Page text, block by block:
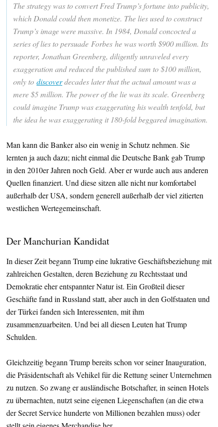
The strategy was to convert Fred Trump’s fortune into publicity,
which Donald could then monetize. The lies used to construct
Trump’s image were massive. In 1984, Donald concocted a
series of lies to persuade Forbes he was worth $900 million. Its
reporter, Jonathan Greenberg, diligently unraveled every
exaggeration and reduced the published sum to $100 million,
only to discoverdecades later that the actual amount was a
mere $5 million. The power of the lie was its scale. Greenberg
could imagine Trump was exaggerating his wealth tenfold, but
the idea he was exaggerating it 180-fold beggared imagination.
Man kann die Banker also ein wenig in Schutz nehmen. Sie
lernten ja auch dazu; nicht einmal die Deutsche Bank gab Trump
in den 2010er Jahren noch Geld. Aber er wurde auch aus anderen
Quellen finanziert. Und diese sitzen alle nicht nur komfortabel
außerhalb der USA, sondern generell außerhalb der viel zitierten
westlichen Wertegemeinschaft.
Der Manchurian Kandidat
In dieser Zeit begann Trump eine lukrative Geschäftsbeziehung mit
zahlreichen Gestalten, deren Beziehung zu Rechtsstaat und
Demokratie eher entspannter Natur ist. Ein Großteil dieser
Geschäfte fand in Russland statt, aber auch in den Golfstaaten und
der Türkei fanden sich Interessenten, mit ihm
zusammenzuarbeiten. Und bei all diesen Leuten hat Trump
Schulden.
Gleichzeitig begann Trump bereits schon vor seiner Inauguration,
die Präsidentschaft als Vehikel für die Rettung seiner Unternehmen
zu nutzen. So zwang er ausländische Botschafter, in seinen Hotels
zu übernachten, nutzt seine eigenen Liegenschaften (an die etwa
der Secret Service hunderte von Millionen bezahlen muss) oder